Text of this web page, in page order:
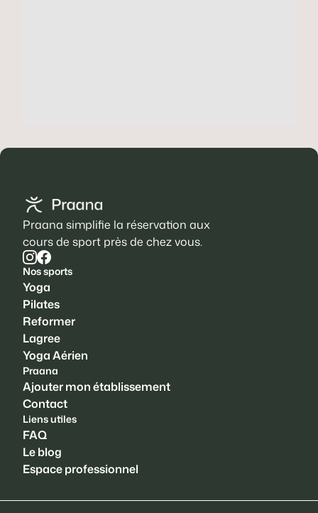
Praana simplifie la réservation aux
cours de sport près de chez vous.
Nos sports
Yoga
Pilates
Reformer
Lagree
Yoga Aérien
Praana
Ajouter mon établissement
Contact
Liens utiles
FAQ
Le blog
Espace professionnel